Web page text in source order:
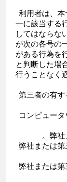
1．利用者は
一に該当する
してはならな
が次の各号の
がある行為を
と判断した場
行うことなく
（1）第三者の
（2）コンピュ
（4）弊社また
（5）弊社また